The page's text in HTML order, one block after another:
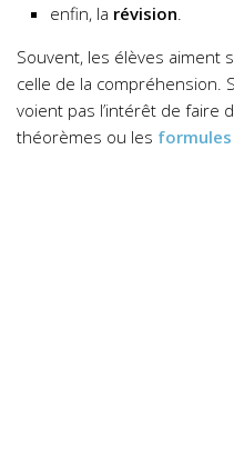
enfin, la révision.
Souvent, les élèves aiment
celle de la compréhension.
voient pas l’intérêt de faire
théorèmes ou les formules